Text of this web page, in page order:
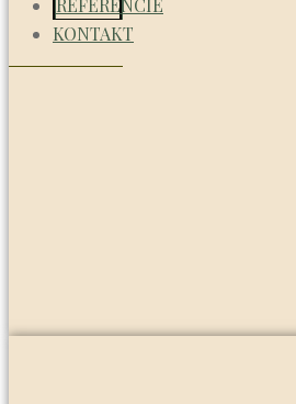
REFERENCIE
KONTAKT